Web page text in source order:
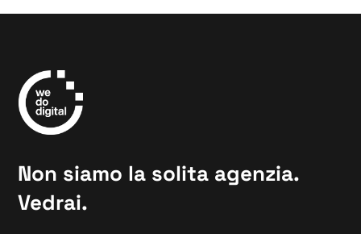
Non siamo la solita agenzia.
Vedrai.